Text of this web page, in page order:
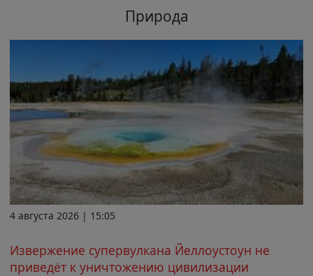
Природа
4 августа 2026 | 15:05
Извержение супервулкана Йеллоустоун не
приведёт к уничтожению цивилизации